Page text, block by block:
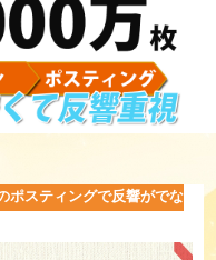
ポスティングで反響がでな